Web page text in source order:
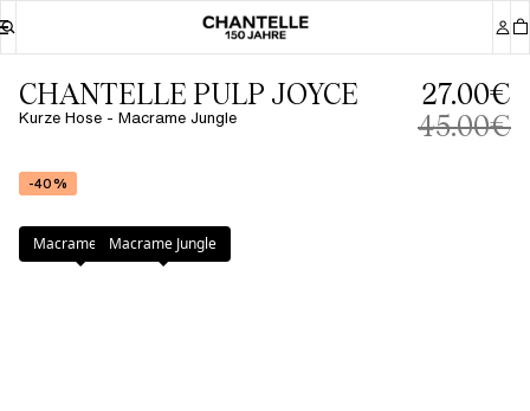
CHANTELLE PULP JOYCE
Kurze Hose - Macrame Jungle
27.00€
45.00€
-40%
Farbe:Macrame Jungle
Macrame PinkMacrame Jungle